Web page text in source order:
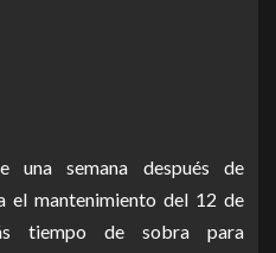
una semana después de
el mantenimiento del 12 de
tiempo de sobra para